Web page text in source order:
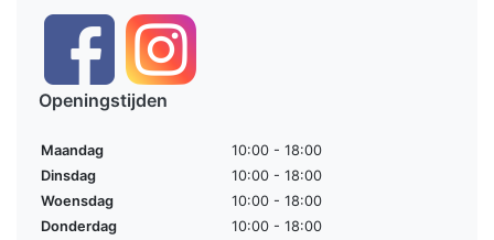
Openingstijden
Maandag
10:00 - 18:00
Dinsdag
10:00 - 18:00
Woensdag
10:00 - 18:00
Donderdag
10:00 - 18:00